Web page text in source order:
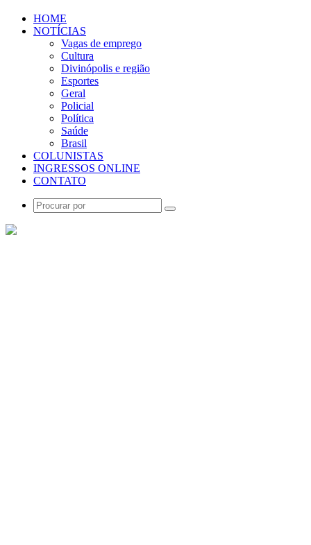
HOME
NOTÍCIAS
Vagas de emprego
Cultura
Divinópolis e região
Esportes
Geral
Policial
Política
Saúde
Brasil
COLUNISTAS
INGRESSOS ONLINE
CONTATO
Procurar